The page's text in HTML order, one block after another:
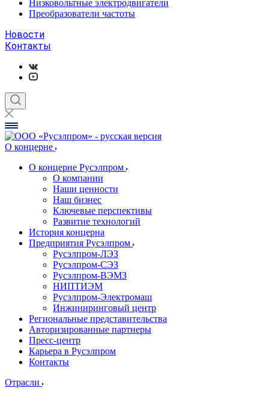
Низковольтные электродвигатели
Преобразователи частоты
Новости
Контакты
О концерне
О концерне Русэлпром
О компании
Наши ценности
Наш бизнес
Ключевые перспективы
Развитие технологий
История концерна
Предприятия Русэлпром
Русэлпром-ЛЭЗ
Русэлпром-СЭЗ
Русэлпром-ВЭМЗ
НИПТИЭМ
Русэлпром-Электромаш
Инжиниринговый центр
Региональные представительства
Авторизированные партнеры
Пресс-центр
Карьера в Русэлпром
Контакты
Отрасли